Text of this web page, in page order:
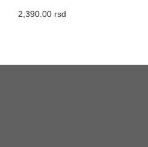
2,390.00 rsd